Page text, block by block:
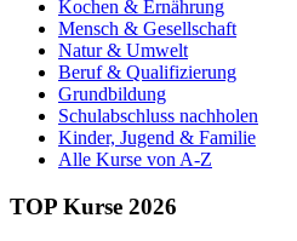
Kochen & Ernährung
Mensch & Gesellschaft
Natur & Umwelt
Beruf & Qualifizierung
Grundbildung
Schulabschluss nachholen
Kinder, Jugend & Familie
Alle Kurse von A-Z
TOP Kurse 2026